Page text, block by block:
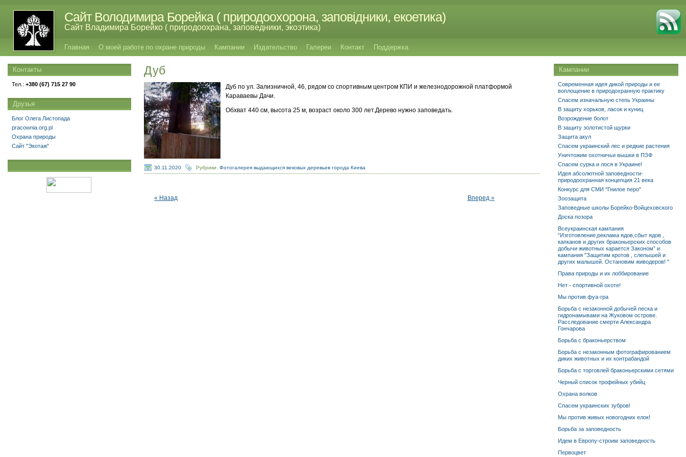
Сайт Володимира Борейка ( природоохорона, заповідники, екоетика)
Сайт Владимира Борейко ( природоохрана, заповедники, экоэтика)
Главная О моей работе по охране природы Кампании Издательство Галереи Контакт Поддержка
Дуб
Дуб по ул. Зализничной, 46, рядом со спортивным центром КПИ и железнодорожной платформой
Караваевы Дачи.
Обхват 440 см, высота 25 м, возраст около 300 лет.Дерево нужно заповедать.
30.11.2020 Рубрики:Фотогалерея выдающихся вековых деревьев города Киева
« Назад Вперед »
Кампании
Современная идея дикой природы и ее
воплощение в природохранную практику
Спасем изначальную степь Украины
В защиту хорьков, ласок и куниц
Возрождение болот
В защиту золотистой щурки
Защита акул
Спасем украинский лес и редкие растения
Уничтожим охотничьи вышки в ПЗФ
Спасем сурка и лося в Украине!
Идея абсолютной заповедности-
природоохранная концепция 21 века
Конкурс для СМИ "Гнилое перо"
Зоозащита
Заповедные школы Борейко-Войцеховского
Доска позора
Всеукраинская кампания
“Изготовление,реклама ядов,сбыт ядов ,
капканов и других браконьерских способов
добычи животных карается Законом” и
кампания "Защитим кротов , слепышей и
других малышей. Остановим живодеров! "
Права природы и их лоббирование
Нет - спортивной охоте!
Мы против фуа-гра
Борьба с незаконной добычей песка и
гидронамывами на Жуковом острове.
Расследование смерти Александра
Гончарова
Борьба с браконьерством
Борьба с незаконным фотографированием
диких животных и их контрабандой
Борьба с торговлей браконьерскими сетями
Черный список трофейных убийц
Охрана волков
Спасем украинских зубров!
Мы против живых новогодних елок!
Борьба за заповедность
Идем в Европу-строим заповедность
Первоцвет
Контакты
Тел.: +380 (67) 715 27 90
Друзья
Блог Олега Листопада
pracownia.org.pl
Охрана природы
Сайт "Экотаж"